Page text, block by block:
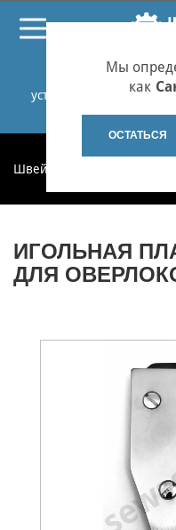
При проблемах с
установите
или используйте
Мы
как
ОСТАТЬСЯ
Швеймастер
ИГОЛЬНАЯ
ДЛЯ